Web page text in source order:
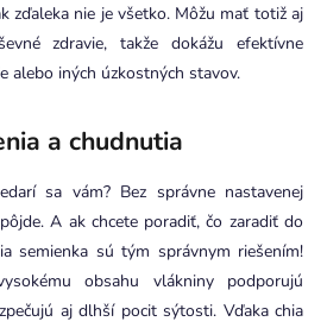
zďaleka nie je všetko. Môžu mať totiž aj
zdravie, takže dokážu efektívne
alebo iných úzkostných stavov.
a chudnutia
sa vám? Bez správne nastavenej
A ak chcete poradiť, čo zaradiť do
semienka sú tým správnym riešením!
obsahu vlákniny podporujú
aj dlhší pocit sýtosti. Vďaka chia